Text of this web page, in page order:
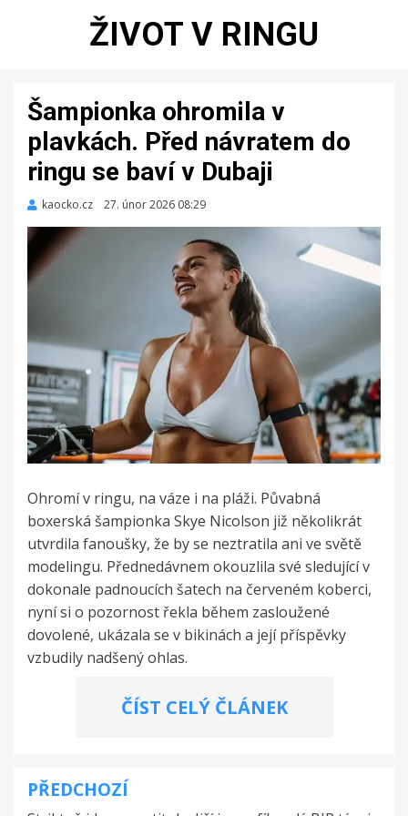
ŽIVOT V RINGU
Šampionka ohromila v
plavkách. Před návratem do
ringu se baví v Dubaji
kaocko.cz
Zveřejněno
27. únor 2026 08:29
Ohromí v ringu, na váze i na pláži. Půvabná
boxerská šampionka Skye Nicolson již několikrát
utvrdila fanoušky, že by se neztratila ani ve světě
modelingu. Přednedávnem okouzlila své sledující v
dokonale padnoucích šatech na červeném koberci,
nyní si o pozornost řekla během zasloužené
dovolené, ukázala se v bikinách a její příspěvky
vzbudily nadšený ohlas.
ČÍST CELÝ ČLÁNEK
Navigace
PŘEDCHOZÍ